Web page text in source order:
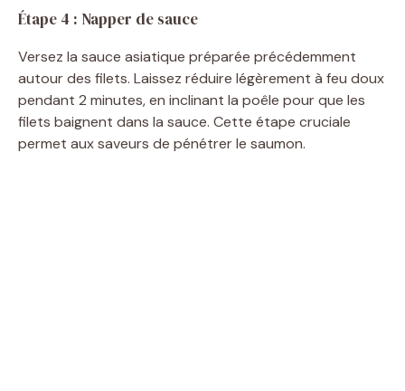
Étape 4 : Napper de sauce
Versez la sauce asiatique préparée précédemment
autour des filets. Laissez réduire légèrement à feu doux
pendant 2 minutes, en inclinant la poêle pour que les
filets baignent dans la sauce. Cette étape cruciale
permet aux saveurs de pénétrer le saumon.